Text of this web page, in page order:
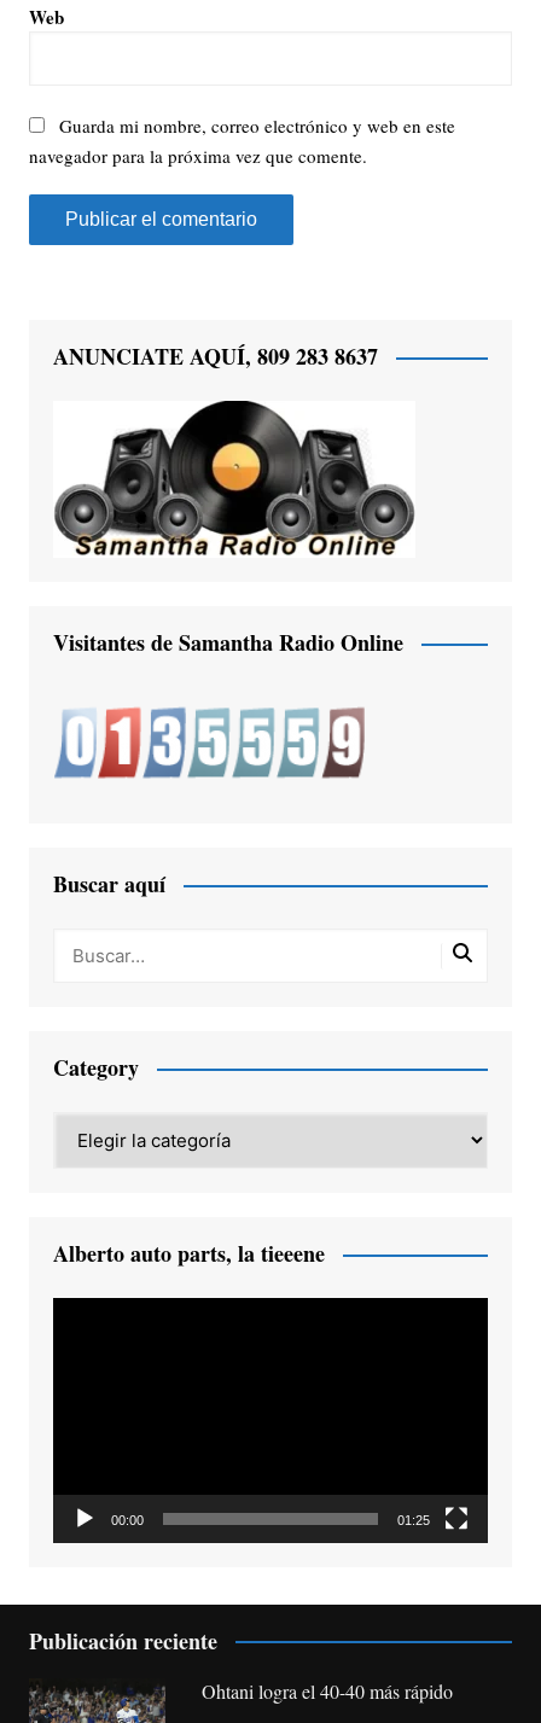
Web
Guarda mi nombre, correo electrónico y web en este
navegador para la próxima vez que comente.
ANUNCIATE AQUÍ, 809 283 8637
Visitantes de Samantha Radio Online
Buscar aquí
Category
Category
Alberto auto parts, la tieeene
00:00 01:25
Publicación reciente
Ohtani logra el 40-40 más rápido